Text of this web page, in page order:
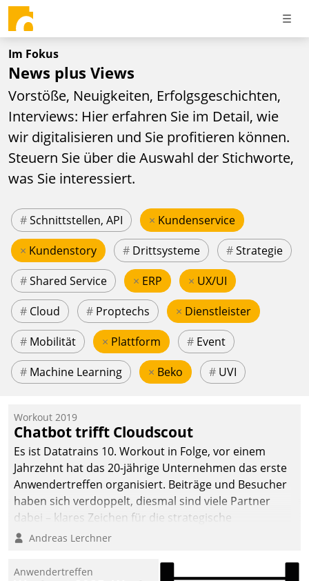
Im Fokus
News plus Views
Vorstöße, Neuigkeiten, Erfolgsgeschichten,
Interviews: Hier erfahren Sie im Detail, wie
wir digitalisieren und Sie profitieren können.
Steuern Sie über die Auswahl der Stichworte,
was Sie interessiert.
#Schnittstellen, API × Kundenservice
× Kundenstory # Drittsysteme #Strategie
#Shared Service × ERP × UX/UI
# Cloud # Proptechs × Dienstleister
# Mobilität × Plattform # Event
# Machine Learning × Beko # UVI
Workout 2019
Chatbot trifft Cloudscout
Es ist Datatrains 10. Workout in Folge, vor einem
Jahrzehnt hat das 20-jährige Unternehmen das erste
Anwendertreffen organisiert. Beiträge und Besucher
haben sich verdoppelt, diesmal sind viele Partner
dabei – klares Zeichen für die strategische
Fokussierung auf den Kunden.
Andreas Lerchner
Anwendertreffen